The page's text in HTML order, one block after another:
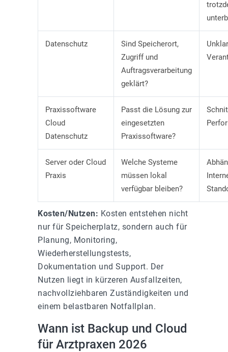
Datenschutz
Sind Speicherort,
Zugriff und
Auftragsverarbeitung
geklärt?
Praxissoftware
Cloud
Datenschutz
Passt die Lösung zur
eingesetzten
Praxissoftware?
Server oder Cloud
Praxis
Welche Systeme
müssen lokal
verfügbar bleiben?
Kosten/Nutzen: Kosten entstehen nicht
nur für Speicherplatz, sondern auch für
Planung, Monitoring,
Wiederherstellungstests,
Dokumentation und Support. Der
Nutzen liegt in kürzeren Ausfallzeiten,
nachvollziehbaren Zuständigkeiten und
einem belastbaren Notfallplan.
Wann ist Backup und Cloud
für Arztpraxen 2026